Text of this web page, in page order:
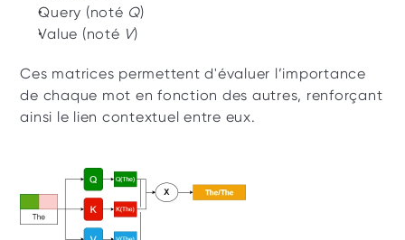
Query (noté Q)
Value (noté V)
Ces matrices permettent d'évaluer l’importance
de chaque mot en fonction des autres, renforçant
ainsi le lien contextuel entre eux.